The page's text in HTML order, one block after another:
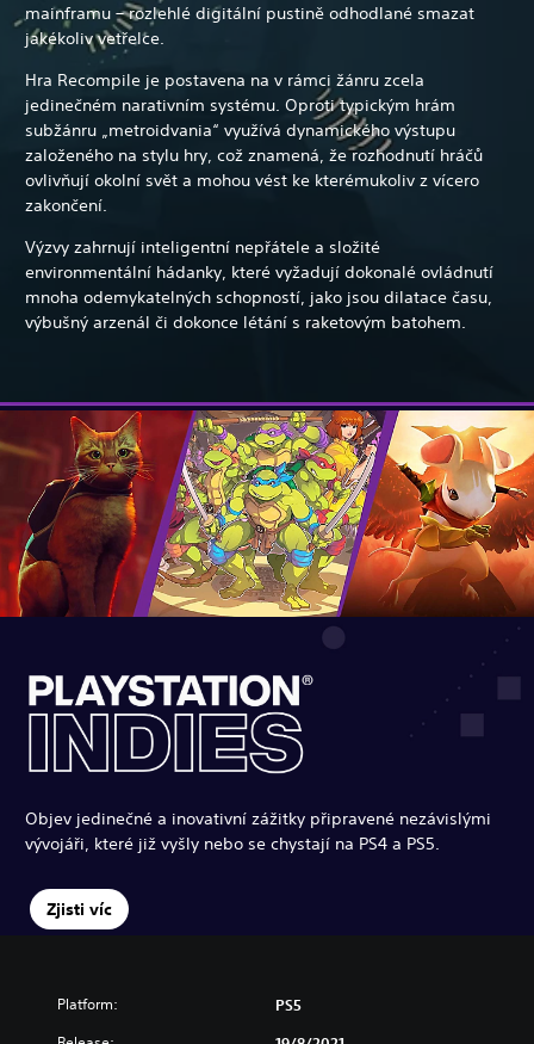
mainframu – rozlehlé digitální pustině odhodlané smazat
jakékoliv vetřelce.
Hra Recompile je postavena na v rámci žánru zcela
jedinečném narativním systému. Oproti typickým hrám
subžánru „metroidvania“ využívá dynamického výstupu
založeného na stylu hry, což znamená, že rozhodnutí hráčů
ovlivňují okolní svět a mohou vést ke kterémukoliv z vícero
zakončení.
Výzvy zahrnují inteligentní nepřátele a složité
environmentální hádanky, které vyžadují dokonalé ovládnutí
mnoha odemykatelných schopností, jako jsou dilatace času,
výbušný arzenál či dokonce létání s raketovým batohem.
Objev jedinečné a inovativní zážitky připravené nezávislými
vývojáři, které již vyšly nebo se chystají na PS4 a PS5.
Zjisti víc
Platform: PS5